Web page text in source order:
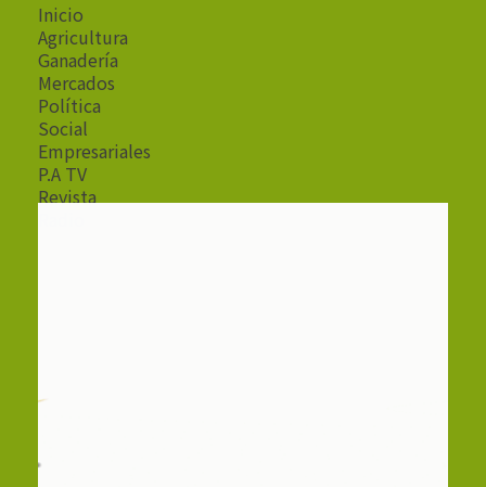
Inicio
Agricultura
Ganadería
Mercados
Política
Social
Empresariales
P.A TV
Revista